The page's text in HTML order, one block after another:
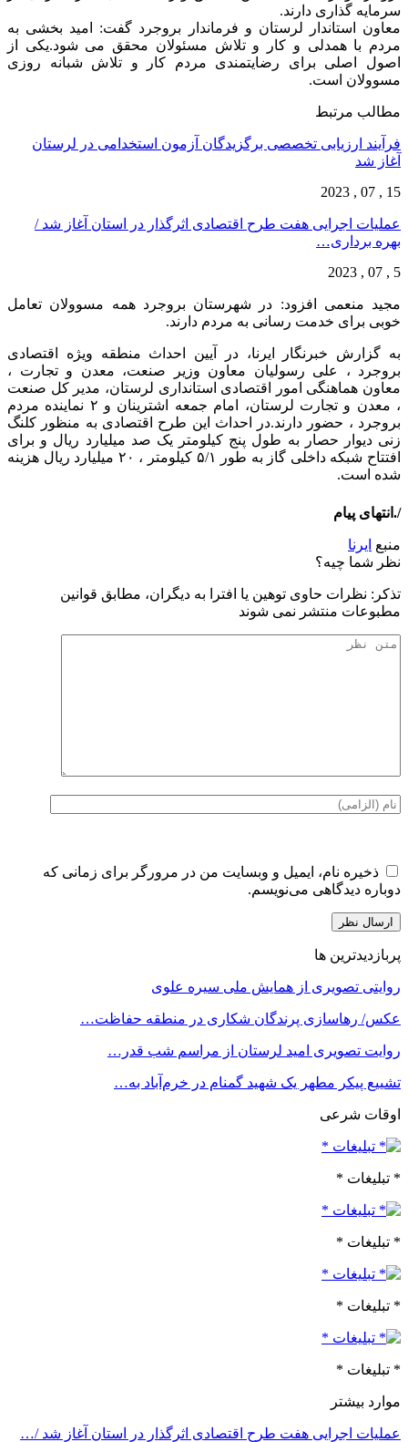
سرمایه گذاری دارند.
معاون استاندار لرستان و فرماندار بروجرد گفت: امید بخشی به
مردم با همدلی و کار و تلاش مسئولان محقق می شود.یکی از
اصول اصلی برای رضایتمندی مردم کار و تلاش شبانه روزی
مسوولان است.
مطالب مرتبط
فرآیند ارزیابی تخصصی برگزیدگان آزمون استخدامی در لرستان
آغاز شد
15 , 07 , 2023
عملیات اجرایی هفت طرح اقتصادی اثرگذار در استان آغاز شد /
بهره برداری…
5 , 07 , 2023
مجید منعمی افزود: در شهرستان بروجرد همه مسوولان تعامل
خوبی برای خدمت رسانی به مردم دارند.
به گزارش خبرنگار ایرنا، در آیین احداث منطقه ویژه اقتصادی
بروجرد ، علی رسولیان معاون وزیر صنعت، معدن و تجارت ،
معاون هماهنگی امور اقتصادی استانداری لرستان، مدیر کل صنعت
، معدن و تجارت لرستان، امام جمعه اشترینان و ۲ نماینده مردم
بروجرد ، حضور دارند.در احداث این طرح اقتصادی به منظور کلنگ
زنی دیوار حصار به طول پنج کیلومتر یک صد میلیارد ریال و برای
افتتاح شبکه داخلی گاز به طور ۵/۱ کیلومتر ، ۲۰ میلیارد ریال هزینه
شده است.
/.انتهای پیام
منبع ایرنا
نظر شما چیه؟
تذكر: نظرات حاوی توهين يا افترا به ديگران، مطابق قوانين
مطبوعات منتشر نمی شوند
ذخیره نام، ایمیل و وبسایت من در مرورگر برای زمانی که
دوباره دیدگاهی می‌نویسم.
پربازدیدترین ها
روایتی تصویری از همایش ملی سیره علوی
عکس/ رهاسازی پرندگان شکاری در منطقه حفاظت…
روایت تصویری امید لرستان از مراسم شب قدر…
تشییع پیکر مطهر یک شهید گمنام در خرم‌آباد به…
اوقات شرعی
* تبلیغات *
* تبلیغات *
* تبلیغات *
* تبلیغات *
موارد بیشتر
عملیات اجرایی هفت طرح اقتصادی اثرگذار در استان آغاز شد /…